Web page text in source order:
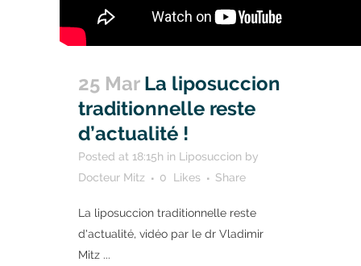
25 Mar La liposuccion
traditionnelle reste
d’actualité !
Posted at 18:15h in Liposuccion by
Docteur Mitz
0 Likes Share
La liposuccion traditionnelle reste
d'actualité, vidéo par le dr Vladimir
Mitz ...